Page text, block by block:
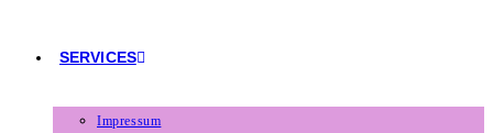
SERVICES
Impressum